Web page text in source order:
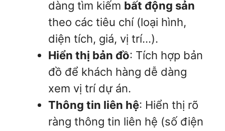
dàng tìm kiếm bất động sản
theo các tiêu chí (loại hình,
diện tích, giá, vị trí…).
Hiển thị bản đồ: Tích hợp bản
đồ để khách hàng dễ dàng
xem vị trí dự án.
Thông tin liên hệ: Hiển thị rõ
ràng thông tin liên hệ (số điện